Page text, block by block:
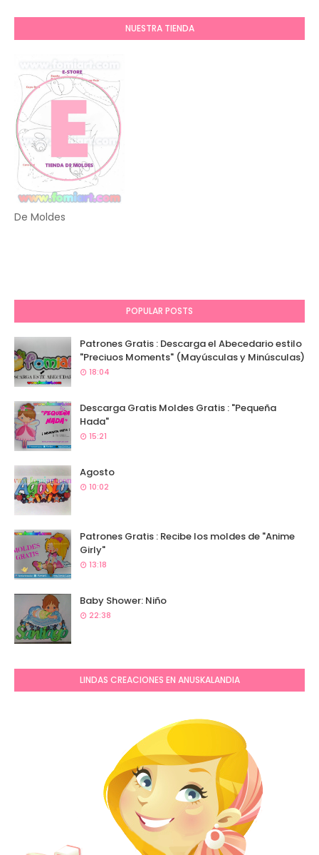
NUESTRA TIENDA
De Moldes
POPULAR POSTS
Patrones Gratis : Descarga el Abecedario estilo
"Preciuos Moments" (Mayúsculas y Minúsculas)
18:04
Descarga Gratis Moldes Gratis : "Pequeña
Hada"
15:21
Agosto
10:02
Patrones Gratis : Recibe los moldes de "Anime
Girly"
13:18
Baby Shower: Niño
22:38
LINDAS CREACIONES EN ANUSKALANDIA